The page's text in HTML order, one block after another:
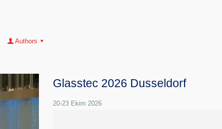
Authors
Glasstec 2026 Dusseldorf
20-23 Ekim 2026